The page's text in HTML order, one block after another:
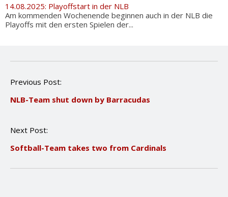
14.08.2025: Playoffstart in der NLB
Am kommenden Wochenende beginnen auch in der NLB die
Playoffs mit den ersten Spielen der...
P
s
a
i
Previous Post:
NLB-Team shut down by Barracudas
Next Post:
Softball-Team takes two from Cardinals